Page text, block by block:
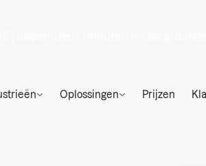
Oplossingen Prijzen